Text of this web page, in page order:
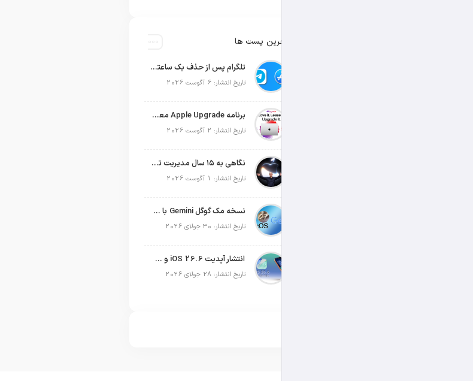
آخرین پست ها
تلگرام پس از حذف یک ساعته به اپ استور بازگشت
تاریخ انتشار: 6 آگوست 2026
برنامه Apple Upgrade معرفی شد؛ شرایط اپل برای اجاره آیفون، آیپد، مک و اپل واچ
تاریخ انتشار: 2 آگوست 2026
نگاهی به ۱۵ سال مدیریت تیم کوک در اپل
تاریخ انتشار: 1 آگوست 2026
نسخه مک گوگل Gemini با قابلیت تحلیل صفحه و دستورات صوتی در به‌روزرسانی جدید
تاریخ انتشار: 30 جولای 2026
انتشار آپدیت iOS 26.6 و iPadOS 26.6
تاریخ انتشار: 28 جولای 2026